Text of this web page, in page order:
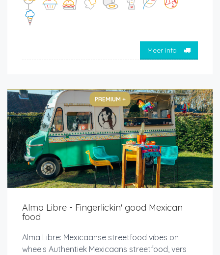
Meer info
PREMIUM +
Alma Libre - Fingerlickin' good Mexican
food
Alma Libre: Mexicaanse streetfood vibes on
wheels Authentiek Mexicaans streetfood, vers